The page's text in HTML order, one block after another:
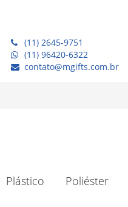
(11) 2645-9751
(11) 96420-6322
contato@mgifts.com.br
Plástico Poliéster